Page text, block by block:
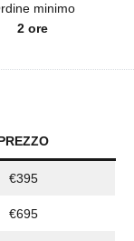
minimo
2 ore
€395
€695